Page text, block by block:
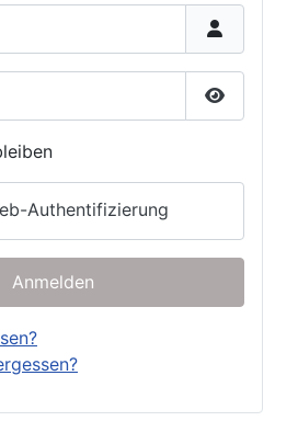
Passwort
Authentifizierung
Anmelden